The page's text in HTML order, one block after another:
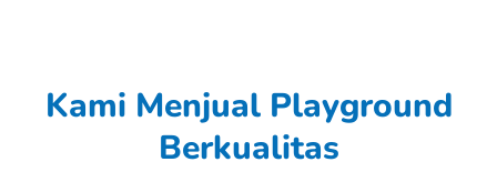
Kami Menjual Playground
Berkualitas